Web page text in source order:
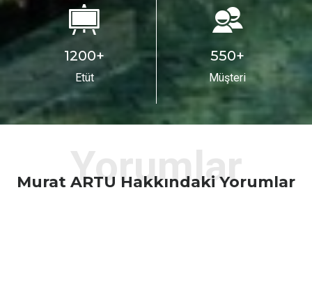
1200+
Etüt
550+
Müşteri
Yorumlar
Murat ARTU Hakkındaki Yorumlar